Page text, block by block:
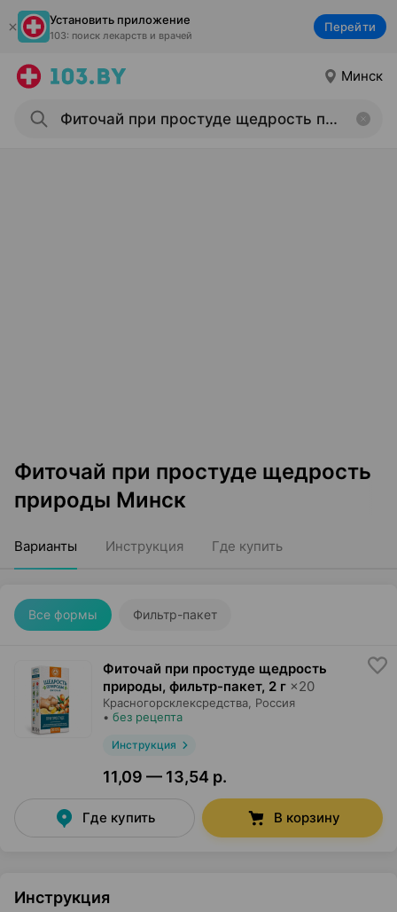
Установить приложение
103: поиск лекарств и врачей
Перейти
Минск
Фиточай при простуде щедрость
природы Минск
Варианты Инструкция Где купить
Все формы Фильтр-пакет
Фиточай при простуде щедрость
природы, фильтр-пакет, 2 г ×20
Красногорсклексредства , Россия
• без рецепта
Инструкция
11,09 — 13,54 р.
Где купить В корзину
Инструкция